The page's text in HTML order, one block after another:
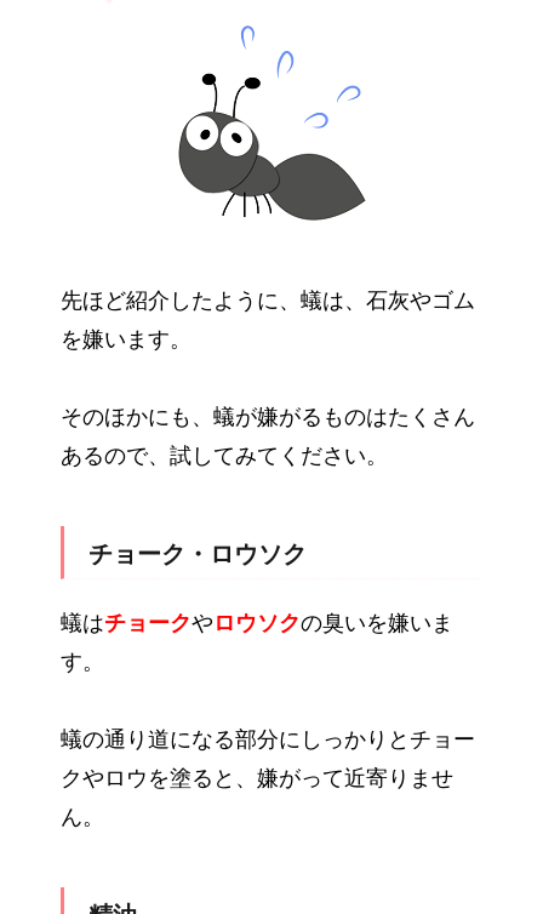
先ほど紹介したように、蟻は、石灰やゴム
を嫌います。
そのほかにも、蟻が嫌がるものはたくさん
あるので、試してみてください。
チョーク・ロウソク
蟻はチョークや ロウソクの臭いを嫌いま
す。
蟻の通り道になる部分にしっかりとチョー
クやロウを塗ると、嫌がって近寄りませ
ん。